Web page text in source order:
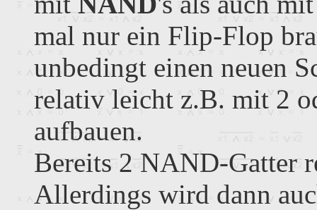
mal nur ein Flip-Flop
unbedingt einen neuen
relativ leicht z.B. mit 2
aufbauen.
Bereits 2 NAND-Gatter
Allerdings wird dann